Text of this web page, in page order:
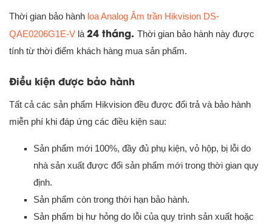
Thời gian bảo hành loa Analog Âm trần Hikvision DS-
QAE0206G1E-V là 24 tháng. Thời gian bảo hành này được
tính từ thời điểm khách hàng mua sản phẩm.
Điều kiện được bảo hành
Tất cả các sản phẩm Hikvision đều được đổi trả và bảo hành
miễn phí khi đáp ứng các điều kiện sau:
Sản phẩm mới 100%, đầy đủ phụ kiện, vỏ hộp, bị lỗi do
nhà sản xuất được đổi sản phẩm mới trong thời gian quy
định.
Sản phẩm còn trong thời hạn bảo hành.
Sản phẩm bị hư hỏng do lỗi của quy trình sản xuất hoặc